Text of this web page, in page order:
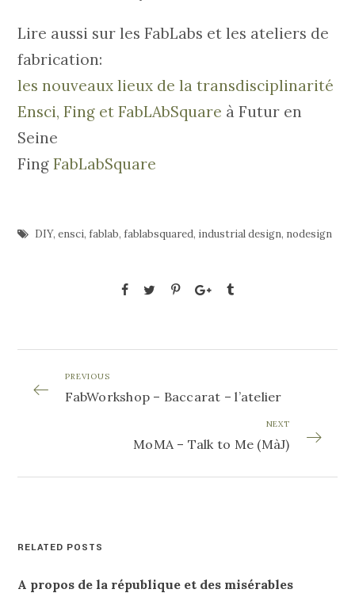
Lire aussi sur les FabLabs et les ateliers de
fabrication:
les nouveaux lieux de la transdisciplinarité
Ensci, Fing et FabLAbSquare à Futur en
Seine
FingFabLabSquare
DIY,ensci,fablab,fablabsquared, industrial design, nodesign
PREVIOUS
FabWorkshop – Baccarat – l’atelier
NEXT
MoMA – Talk to Me (MàJ)
RELATED POSTS
A propos de la république et des misérables